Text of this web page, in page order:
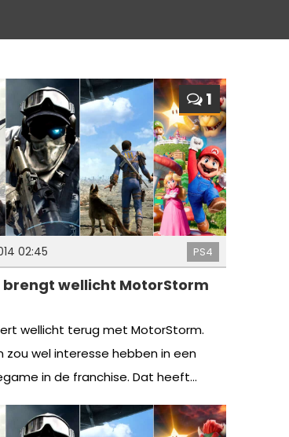
1
02:45 PS4
brengt wellicht MotorStorm
wellicht terug met MotorStorm.
zou wel interesse hebben in een
in de franchise. Dat heeft...